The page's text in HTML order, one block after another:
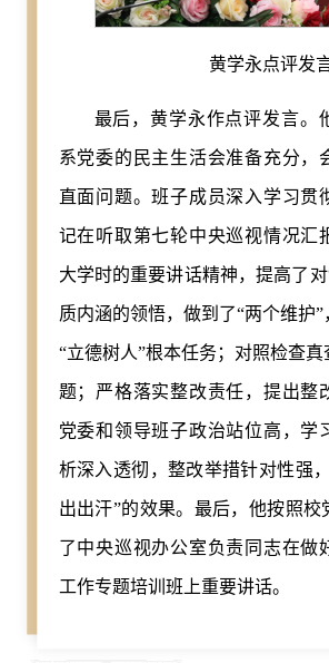
黄学永点评发
最后，黄学永作点评发言。
系党委的民主生活会准备充分，
直面问题。班子成员深入学习贯
记在听取第七轮中央巡视情况汇
大学时的重要讲话精神，提高了对
质内涵的领悟，做到了“两个维护
“立德树人”根本任务；对照检查真
题；严格落实整改责任，提出整
党委和领导班子政治站位高，学
析深入透彻，整改举措针对性强
出出汗”的效果。最后，他按照校
了中央巡视办公室负责同志在做
工作专题培训班上重要讲话。